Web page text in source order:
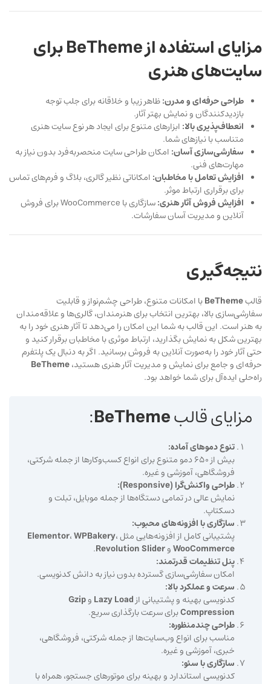
مزایای استفاده از BeTheme برای
سایت‌های هنری
طراحی حرفه‌ای و مدرن:ظاهر زیبا و خلاقانه برای جلب توجه
بازدیدکنندگان و نمایش بهتر آثار.
انعطاف‌پذیری بالا: ابزارهای متنوع برای ایجاد هر نوع سایت هنری
متناسب با نیازهای شما.
سفارشی‌سازی آسان: امکان طراحی سایت منحصربه‌فرد بدون نیاز به
مهارت‌های فنی.
افزایش تعامل با مخاطبان: امکاناتی نظیر گالری، بلاگ و فرم‌های تماس
برای برقراری ارتباط موثر.
افزایش فروش آثار هنری:
سازگاری با WooCommerce برای فروش
آنلاین و مدیریت آسان سفارشات.
نتیجه‌گیری
قالبBeThemeبا امکانات متنوع، طراحی چشم‌نواز و قابلیت
سفارشی‌سازی بالا، بهترین انتخاب برای هنرمندان، گالری‌ها و علاقه‌مندان
به هنر است. این قالب به شما این امکان را می‌دهد تا آثار هنری خود را به
بهترین شکل به نمایش بگذارید، ارتباط موثری با مخاطبان برقرار کنید و
حتی آثار خود را به‌صورت آنلاین به فروش برسانید. اگر به دنبال یک پلتفرم
حرفه‌ای و جامع برای نمایش و مدیریت آثار هنری هستید،BeTheme
راه‌حلی ایده‌آل برای شما خواهد بود.
مزایای قالبBeTheme
:
تنوع دموهای آماده:
بیش از 650 دمو متنوع برای انواع کسب‌وکارها از جمله شرکتی،
فروشگاهی، آموزشی و غیره.
طراحی واکنش‌گرا (Responsive):
نمایش عالی در تمامی دستگاه‌ها از جمله موبایل، تبلت و
دسکتاپ.
سازگاری با افزونه‌های محبوب:
پشتیبانی کامل از افزونه‌هایی مثل
Elementor،WPBakery،
WooCommerceوRevolution Slider
.
پنل تنظیمات قدرتمند:
امکان سفارشی‌سازی گسترده بدون نیاز به دانش کدنویسی.
سرعت و عملکرد بالا:
کدنویسی بهینه و پشتیبانی ازLazy Load وGzip
Compressionبرای سرعت بارگذاری سریع.
طراحی چندمنظوره:
مناسب برای انواع وب‌سایت‌ها از جمله شرکتی، فروشگاهی،
خبری، آموزشی و غیره.
سازگاری با سئو:
کدنویسی استاندارد و بهینه برای موتورهای جستجو، همراه با